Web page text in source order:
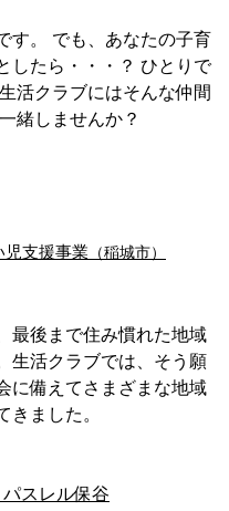
す。 でも、あなたの子育
したら・・・？ ひとりで
活クラブにはそんな仲間
緒しませんか？
児支援事業 （稲城市）
最後まで住み慣れた地域
生活クラブでは、そう願
に備えてさまざまな地域
きました。
スレル保谷